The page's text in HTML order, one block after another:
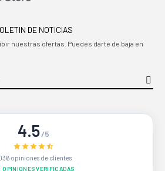
DE NOTICIAS
nuestras ofertas. Puedes darte de baja en
4.5/5
opiniones de clientes
OPINIONES VERIFICADAS